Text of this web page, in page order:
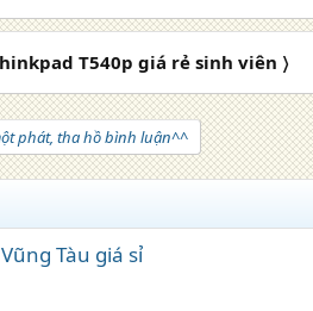
T540p giá rẻ sinh viên 〉
phát, tha hồ bình luận^^
Tàu giá sỉ